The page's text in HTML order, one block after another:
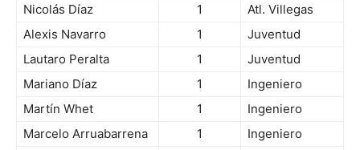
Nicolás Díaz
1
Atl. Villegas
Alexis Navarro
1
Juventud
Lautaro Peralta
1
Juventud
Mariano Díaz
1
Ingeniero
Martín Whet
1
Ingeniero
Marcelo Arruabarrena
1
Ingeniero